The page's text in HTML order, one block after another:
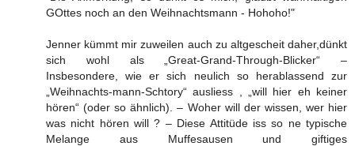
GOttes noch an den Weihnachtsmann - Hohoho!"
Jenner kümmt mir zuweilen auch zu altgescheit daher,dünkt
sich wohl als „Great-Grand-Through-Blicker“ –
Insbesondere, wie er sich neulich so herablassend zur
„Weihnachts-mann-Schtory“ ausliess , „will hier eh keiner
hören“ (oder so ähnlich). – Woher will der wissen, wer hier
was nicht hören will ? – Diese Attitüde iss so ne typische
Melange aus Muffesausen und giftiges